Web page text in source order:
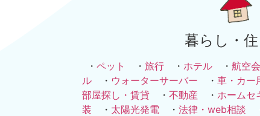
暮らし・
・ ペット ・ 旅行 ・ ホテル ・ 航空
ル ・ ウォーターサーバー ・ 車・カー
部屋探し・賃貸 ・ 不動産 ・ ホームセ
装 ・ 太陽光発電 ・ 法律・web相談